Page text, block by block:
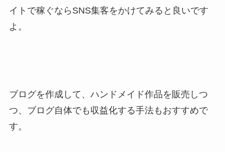
イトで稼ぐならSNS集客をかけてみると良いです
よ。
ブログを作成して、ハンドメイド作品を販売しつ
つ、ブログ自体でも収益化する手法もおすすめで
す。